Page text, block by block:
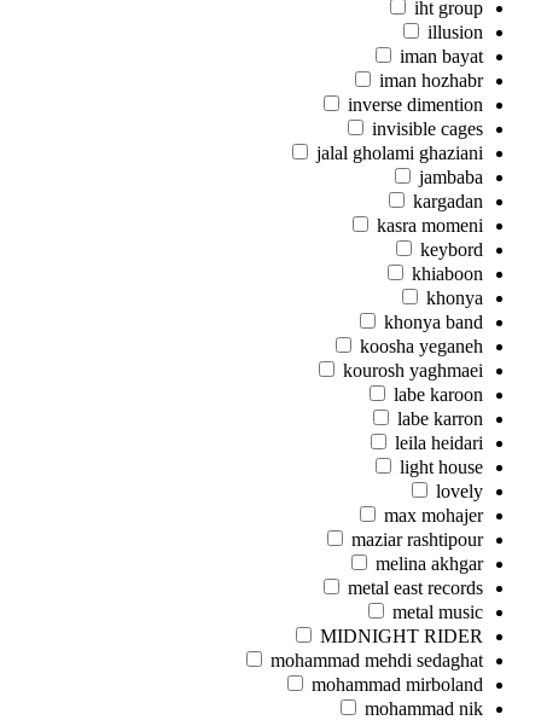
iht group
illusion
iman bayat
iman hozhabr
inverse dimention
invisible cages
jalal gholami ghaziani
jambaba
kargadan
kasra momeni
keybord
khiaboon
khonya
khonya band
koosha yeganeh
kourosh yaghmaei
labe karoon
labe karron
leila heidari
light house
lovely
max mohajer
maziar rashtipour
melina akhgar
metal east records
metal music
MIDNIGHT RIDER
mohammad mehdi sedaghat
mohammad mirboland
mohammad nik